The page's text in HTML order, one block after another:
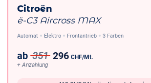
Citroën
ë-C3 Aircross MAX
Automat Elektro Frontantrieb 3 Farben
ab 351 296 CHF/Mt.
+ Anzahlung